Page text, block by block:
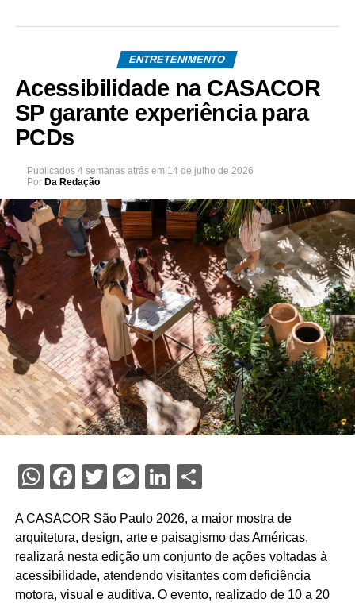
ENTRETENIMENTO
Acessibilidade na CASACOR
SP garante experiência para
PCDs
Publicados 4 semanas atrás em 14 de julho de 2026
Por Da Redação
WhatsApp
Facebook
Twitter
Messenger
LinkedIn
Share
A CASACOR São Paulo 2026, a maior mostra de
arquitetura, design, arte e paisagismo das Américas,
realizará nesta edição um conjunto de ações voltadas à
acessibilidade, atendendo visitantes com deficiência
motora, visual e auditiva. O evento, realizado de 10 a 20